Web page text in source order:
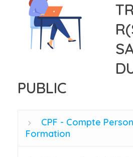
PUBLIC
CPF - Compte
Formation